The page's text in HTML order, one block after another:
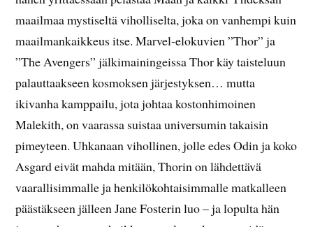
maailmaa mystiseltä viholliselta, joka on vanhempi kuin
maailmankaikkeus itse. Marvel-elokuvien ”Thor” ja
”The Avengers” jälkimainingeissa Thor käy taisteluun
palauttaakseen kosmoksen järjestyksen… mutta
ikivanha kamppailu, jota johtaa kostonhimoinen
Malekith, on vaarassa suistaa universumin takaisin
pimeyteen. Uhkanaan vihollinen, jolle edes Odin ja koko
Asgard eivät mahda mitään, Thorin on lähdettävä
vaarallisimmalle ja henkilökohtaisimmalle matkalleen
päästäkseen jälleen Jane Fosterin luo – ja lopulta hän